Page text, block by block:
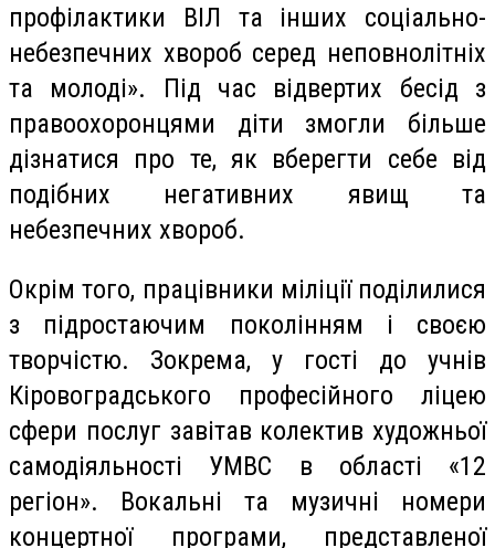
профілактики ВІЛ та інших соціально-
небезпечних хвороб серед неповнолітніх
та молоді». Під час відвертих бесід з
правоохоронцями діти змогли більше
дізнатися про те, як вберегти себе від
подібних негативних явищ та
небезпечних хвороб.
Окрім того, працівники міліції поділилися
з підростаючим поколінням і своєю
творчістю. Зокрема, у гості до учнів
Кіровоградського професійного ліцею
сфери послуг завітав колектив художньої
самодіяльності УМВС в області «12
регіон». Вокальні та музичні номери
концертної програми, представленої